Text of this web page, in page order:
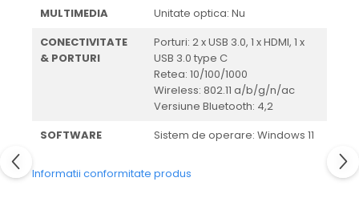
MULTIMEDIA
Unitate optica: Nu
CONECTIVITATE
& PORTURI
Porturi: 2 x USB 3.0, 1 x HDMI, 1 x
USB 3.0 type C
Retea: 10/100/1000
Wireless: 802.11 a/b/g/n/ac
Versiune Bluetooth: 4,2
SOFTWARE
Sistem de operare: Windows 11
Informatii conformitate produs